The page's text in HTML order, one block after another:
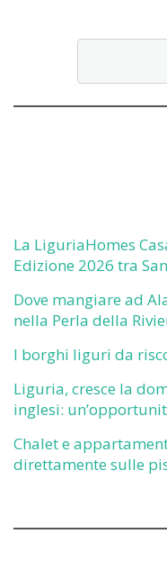
La LiguriaHomes
Edizione 2026 tra
Dove mangiare ad
nella Perla della
I borghi liguri da
Liguria, cresce la
inglesi:
Chalet e
direttamente sulle